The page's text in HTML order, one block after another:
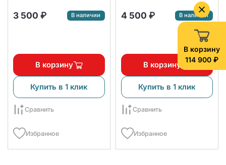
В корзину
114 900 ₽
3 500 ₽ В наличии
В корзину
Купить в 1 клик
Сравнить
Избранное
4 500 ₽ В наличии
В корзину
Купить в 1 клик
Сравнить
Избранное